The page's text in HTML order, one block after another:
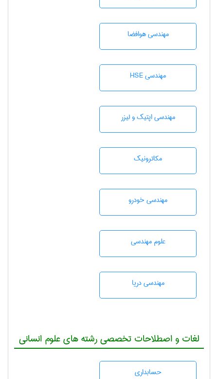
مهندسی هوافضا
مهندسی HSE
مهندسی اپتیک و لیزر
مکاترونیک
مهندسی خودرو
علوم مهندسی
مهندسی دریا
لغات و اصطلاحات تخصصی رشته های علوم انسانی
حسابداری